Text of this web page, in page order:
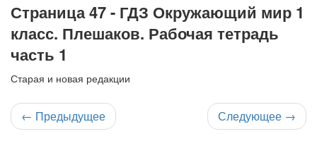
Страница 47 - ГДЗ Окружающий мир 1
класс. Плешаков. Рабочая тетрадь
часть 1
Старая и новая редакции
← Предыдущее Следующее →